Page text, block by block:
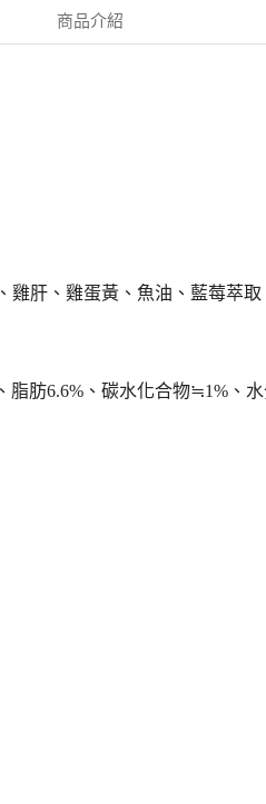
商品介紹
雞肝、雞蛋黃、魚油、藍莓萃
脂肪6.6%、碳水化合物≒1%、